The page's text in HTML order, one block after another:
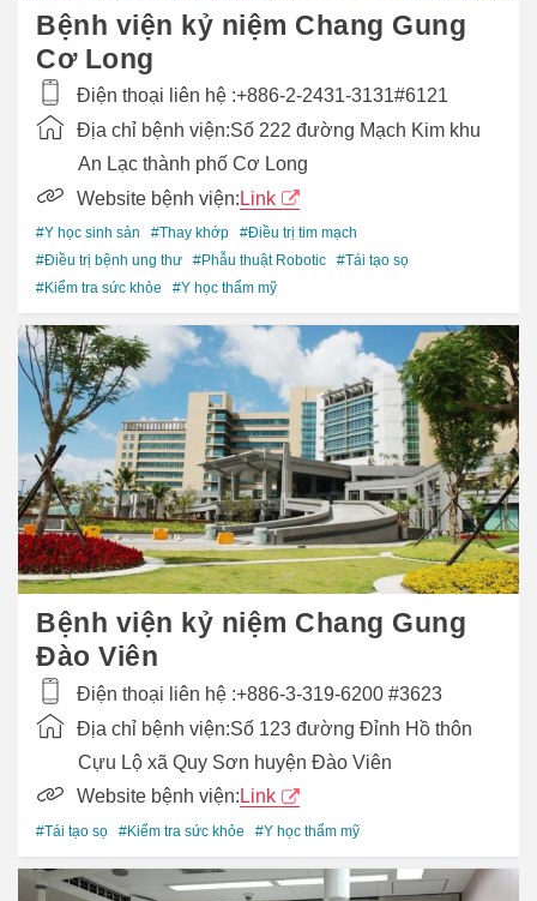
Bệnh viện kỷ niệm Chang Gung
Cơ Long
Điện thoại liên hệ :+886-2-2431-3131#6121
Địa chỉ bệnh viện:Số 222 đường Mạch Kim khu
An Lạc thành phố Cơ Long
Website bệnh viện: Link
#Y học sinh sản #Thay khớp
#Điều trị tim mạch
#Điều trị bệnh ung thư
#Phẫu thuật Robotic
#Tái tạo sọ
#Kiểm tra sức khỏe
#Y học thẩm mỹ
Bệnh viện kỷ niệm Chang Gung
Đào Viên
Điện thoại liên hệ :+886-3-319-6200 #3623
Địa chỉ bệnh viện:Số 123 đường Đỉnh Hồ thôn
Cựu Lộ xã Quy Sơn huyện Đào Viên
Website bệnh viện: Link
#Tái tạo sọ #Kiểm tra sức khỏe #Y học thẩm mỹ